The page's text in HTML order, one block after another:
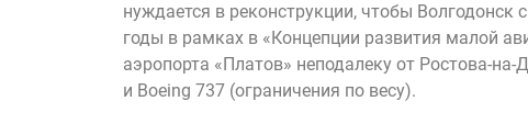
нуждается в реконструкции, чтобы
годы в рамках в «Концепции развития малой
аэропорта «Платов» неподалеку от Ростова-
и Boeing 737 (ограничения по весу).